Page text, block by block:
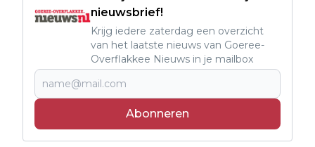
nieuwsbrief!
Krijg iedere zaterdag een overzicht
van het laatste nieuws van Goeree-
Overflakkee Nieuws in je mailbox
Abonneren